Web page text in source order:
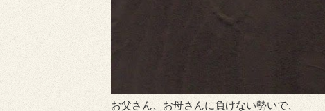
お父さん、お母さんに負けない勢いで、